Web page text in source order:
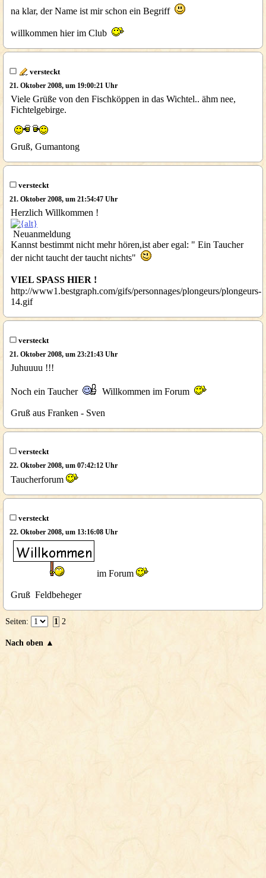
na klar, der Name ist mir schon ein Begriff
willkommen hier im Club
versteckt
21. Oktober 2008, um 19:00:21 Uhr
Viele Grüße von den Fischköppen in das Wichtel.. ähm nee,
Fichtelgebirge.
Gruß, Gumantong
versteckt
21. Oktober 2008, um 21:54:47 Uhr
Herzlich Willkommen !
Neuanmeldung
Kannst bestimmt nicht mehr hören,ist aber egal: " Ein Taucher
der nicht taucht der taucht nichts"
VIEL SPASS HIER !
http://www1.bestgraph.com/gifs/personnages/plongeurs/plongeurs-
14.gif
versteckt
21. Oktober 2008, um 23:21:43 Uhr
Juhuuuu !!!
Noch ein Taucher Willkommen im Forum
Gruß aus Franken - Sven
versteckt
22. Oktober 2008, um 07:42:12 Uhr
Taucherforum
versteckt
22. Oktober 2008, um 13:16:08 Uhr
im Forum
Gruß Feldbeheger
Seiten: 1 2
Nach oben ▲